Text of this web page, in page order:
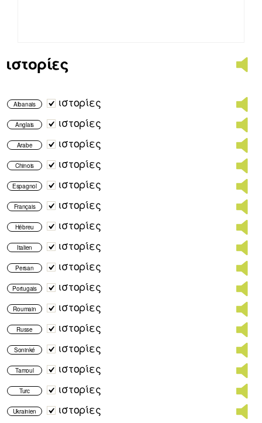
ιστορίες
Albanais ιστορίες
Anglais ιστορίες
Arabe ιστορίες
Chinois ιστορίες
Espagnol ιστορίες
Français ιστορίες
Hébreu ιστορίες
Italien ιστορίες
Persan ιστορίες
Portugais ιστορίες
Roumain ιστορίες
Russe ιστορίες
Soninké ιστορίες
Tamoul ιστορίες
Turc ιστορίες
Ukrainien ιστορίες